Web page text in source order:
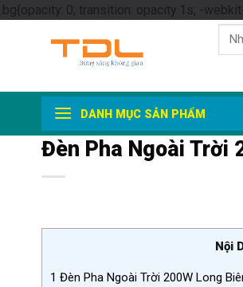
.bg{opacity: 0; transition: opacity 1s; -
Tìm
DANH MỤC SẢN PHẨM
Đèn Pha Ngoài Trời
Nội
1 Đèn Pha Ngoài Trời 200W Long